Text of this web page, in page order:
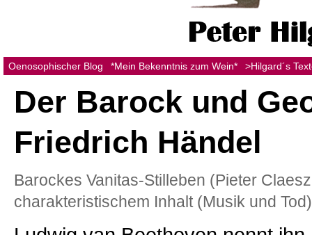
Oenosophischer Blog *Mein Bekenntnis zum Wein* >Hilgard´s
Der Barock und
Friedrich Händel
Barockes Vanitas-Stilleben (Pieter
charakteristischem Inhalt (Musik und Tod)